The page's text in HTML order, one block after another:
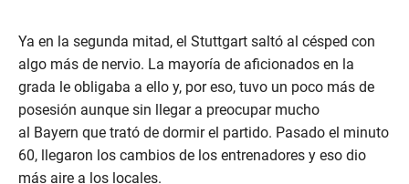
Ya en la segunda mitad, el Stuttgart saltó al césped con
algo más de nervio. La mayoría de aficionados en la
grada le obligaba a ello y, por eso, tuvo un poco más de
posesión aunque sin llegar a preocupar mucho
al Bayern que trató de dormir el partido. Pasado el minuto
60, llegaron los cambios de los entrenadores y eso dio
más aire a los locales.